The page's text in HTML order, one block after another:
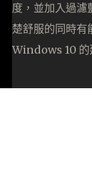
度，並加入過濾
楚舒服的同時有
Windows 10 的